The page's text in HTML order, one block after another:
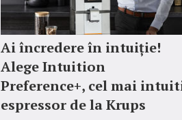
Ai încredere în intuiție!
Alege Intuition
Preference+, cel mai
espressor de la Krups